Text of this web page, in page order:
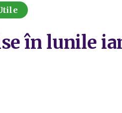
în lunile